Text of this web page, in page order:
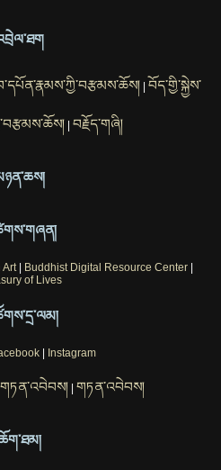
བོད་གྱི་སྐྱེས་
བརྗོད་གཞི།
Art| Buddhist Digital Resource Center|
of Lives
| Instagram
གཏན་འབེབས།